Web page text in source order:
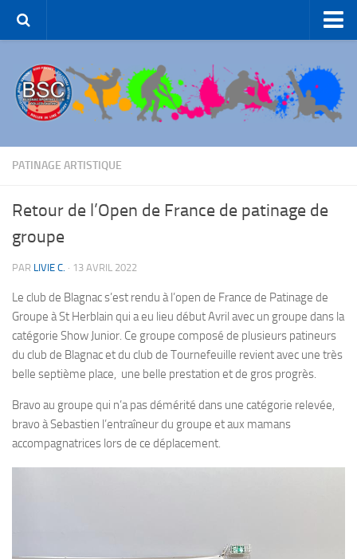
Le Club
Patinage Artistique
Roller-Hockey
Patinage de Loisirs
ROLLER-DANCE
Nous Contacter
Liens et partenaires
PATINAGE ARTISTIQUE
Retour de l’Open de France de patinage de
groupe
PAR LIVIE C. · 13 AVRIL 2022
Le club de Blagnac s’est rendu à l’open de France de Patinage de
Groupe à St Herblain qui a eu lieu début Avril avec un groupe dans la
catégorie Show Junior. Ce groupe composé de plusieurs patineurs
du club de Blagnac et du club de Tournefeuille revient avec une très
belle septième place, une belle prestation et de gros progrès.
Bravo au groupe qui n’a pas démérité dans une catégorie relevée,
bravo à Sebastien l’entraîneur du groupe et aux mamans
accompagnatrices lors de ce déplacement.